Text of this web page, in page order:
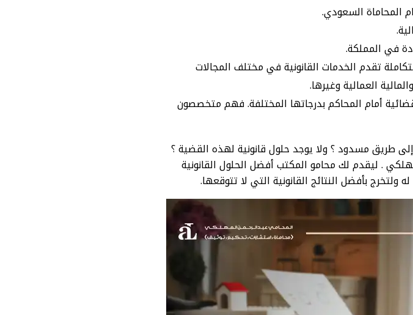
المحاماة السعودي.
في المملكة.
تقدم الخدمات القانونية في مختلف المجالات
العمالية وغيرها.
أمام المحاكم بدرجاتها المختلفة. فهم متخصصون
طريق مسدود ؟ ولا يوجد حلول قانونية لهذه القضية ؟
. ليقدم لك محامو المكتب أفضل الحلول القانونية
بأفضل النتائج القانونية التي لا تتوقعها.